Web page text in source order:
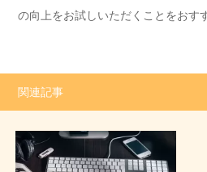
の向上をお試しいただくことをおす
関連記事